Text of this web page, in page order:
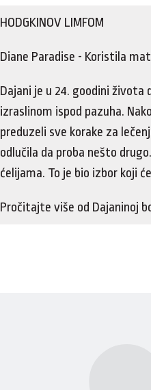
HODGKINOV LIMFOM
Diane Paradise - Koristila
Dajani je u 24. goodini života
izraslinom ispod pazuha.
preduzeli sve korake za
odlučila da proba nešto
ćelijama. To je bio izbor koji
Pročitajte više od Dajaninoj